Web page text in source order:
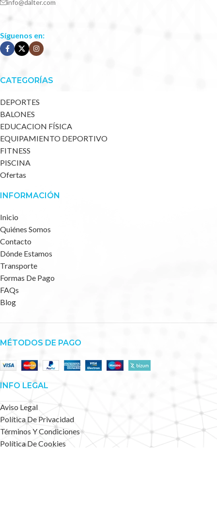
info@dalter.com
Síguenos en:
CATEGORÍAS
DEPORTES
BALONES
EDUCACION FÍSICA
EQUIPAMIENTO DEPORTIVO
FITNESS
PISCINA
Ofertas
INFORMACIÓN
Inicio
Quiénes Somos
Contacto
Dónde Estamos
Transporte
Formas De Pago
FAQs
Blog
MÉTODOS DE PAGO
INFO LEGAL
Aviso Legal
Política De Privacidad
Términos Y Condiciones
Política De Cookies